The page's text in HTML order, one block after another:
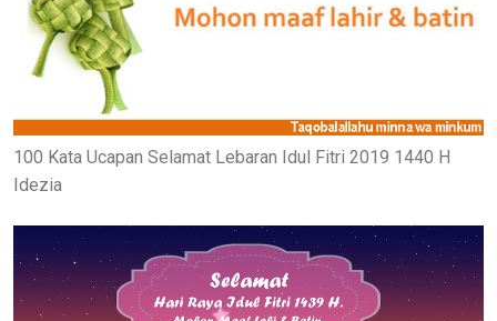
100 Kata Ucapan Selamat Lebaran Idul Fitri 2019 1440 H
Idezia